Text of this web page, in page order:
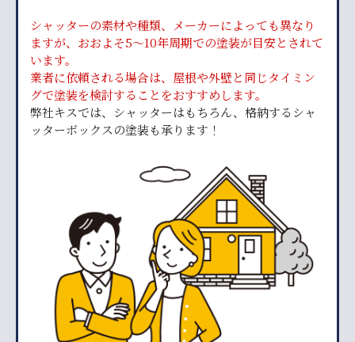
シャッターの素材や種類、メーカーによっても異なり
ますが、おおよそ5～10年周期での塗装が目安とされて
います。
業者に依頼される場合は、屋根や外壁と同じタイミン
グで塗装を検討することをおすすめします。
弊社キスでは、シャッターはもちろん、格納するシャ
ッターボックスの塗装も承ります！